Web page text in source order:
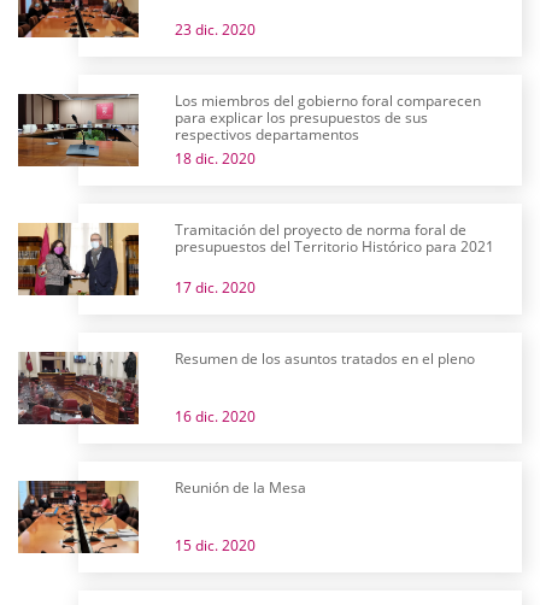
23 dic. 2020
Los miembros del gobierno foral comparecen
para explicar los presupuestos de sus
respectivos departamentos
18 dic. 2020
Tramitación del proyecto de norma foral de
presupuestos del Territorio Histórico para 2021
17 dic. 2020
Resumen de los asuntos tratados en el pleno
16 dic. 2020
Reunión de la Mesa
15 dic. 2020